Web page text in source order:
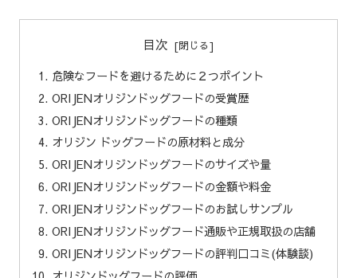
目次
危険なフードを避けるために２つポイント
ORIJENオリジンドッグフードの受賞歴
ORIJENオリジンドッグフードの種類
オリジン ドッグフードの原材料と成分
ORIJENオリジンドッグフードのサイズや量
ORIJENオリジンドッグフードの金額や料金
ORIJENオリジンドッグフードのお試しサンプル
ORIJENオリジンドッグフード通販や正規取扱の店舗
ORIJENオリジンドッグフードの評判口コミ(体験談)